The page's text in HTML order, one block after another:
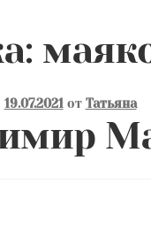
19.07.2021 от Татьяна